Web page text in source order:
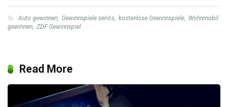
Auto gewinnen, Gewinnspiele seriös, kostenlose Gewinnspiele, Wohnmobil
gewinnen, ZDF Gewinnspiel
Read More